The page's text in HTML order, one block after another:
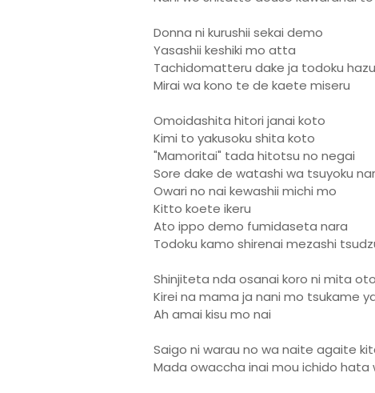
Donna ni kurushii sekai demo
Yasashii keshiki mo atta
Tachidomatteru dake ja todoku
Mirai wa kono te de kaete miseru
Omoidashita hitori janai koto
Kimi to yakusoku shita koto
"Mamoritai" tada hitotsu no negai
Sore dake de watashi wa tsuyoku
Owari no nai kewashii michi mo
Kitto koete ikeru
Ato ippo demo fumidaseta nara
Todoku kamo shirenai mezashi
Shinjiteta nda osanai koro ni mita
Kirei na mama ja nani mo tsukame
Ah amai kisu mo nai
Saigo ni warau no wa naite agaite
Mada owaccha inai mou ichido hata